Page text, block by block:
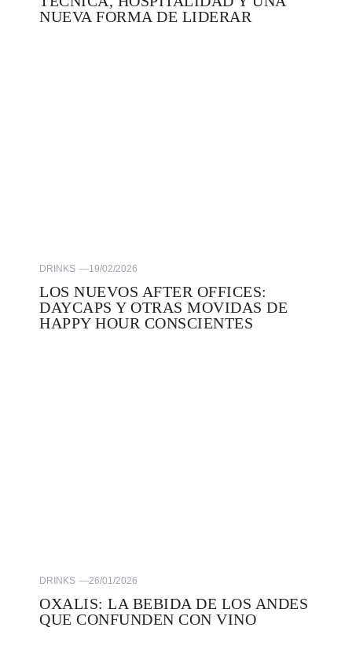
NUEVA FORMA DE LIDERAR
DRINKS —19/02/2026
LOS NUEVOS AFTER OFFICES:
DAYCAPS Y OTRAS MOVIDAS DE
HAPPY HOUR CONSCIENTES
DRINKS —26/01/2026
OXALIS: LA BEBIDA DE LOS ANDES
QUE CONFUNDEN CON VINO